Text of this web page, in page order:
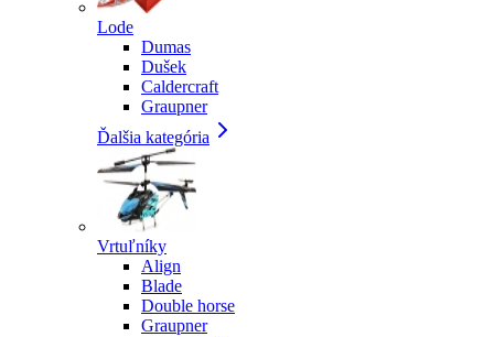
Lode
Dumas
Dušek
Caldercraft
Graupner
Ďalšia kategória
Vrtuľníky
Align
Blade
Double horse
Graupner